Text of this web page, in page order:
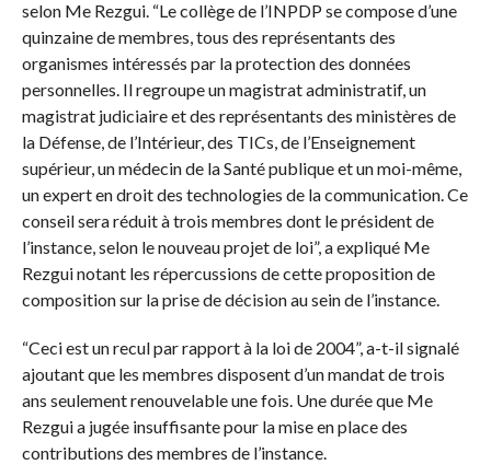
selon Me Rezgui. “Le collège de l’INPDP se compose d’une
quinzaine de membres, tous des représentants des
organismes intéressés par la protection des données
personnelles. Il regroupe un magistrat administratif, un
magistrat judiciaire et des représentants des ministères de
la Défense, de l’Intérieur, des TICs, de l’Enseignement
supérieur, un médecin de la Santé publique et un moi-même,
un expert en droit des technologies de la communication. Ce
conseil sera réduit à trois membres dont le président de
l’instance, selon le nouveau projet de loi”, a expliqué Me
Rezgui notant les répercussions de cette proposition de
composition sur la prise de décision au sein de l’instance.
“Ceci est un recul par rapport à la loi de 2004”, a-t-il signalé
ajoutant que les membres disposent d’un mandat de trois
ans seulement renouvelable une fois. Une durée que Me
Rezgui a jugée insuffisante pour la mise en place des
contributions des membres de l’instance.